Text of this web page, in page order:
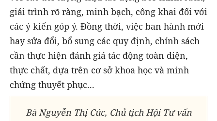
giải trình rõ ràng, minh bạch, công khai đối với
các ý kiến góp ý. Đồng thời, việc ban hành mới
hay sửa đổi, bổ sung các quy định, chính sách
cần thực hiện đánh giá tác động toàn diện,
thực chất, dựa trên cơ sở khoa học và minh
chứng thuyết phục...
Bà Nguyễn Thị Cúc, Chủ tịch Hội Tư vấn